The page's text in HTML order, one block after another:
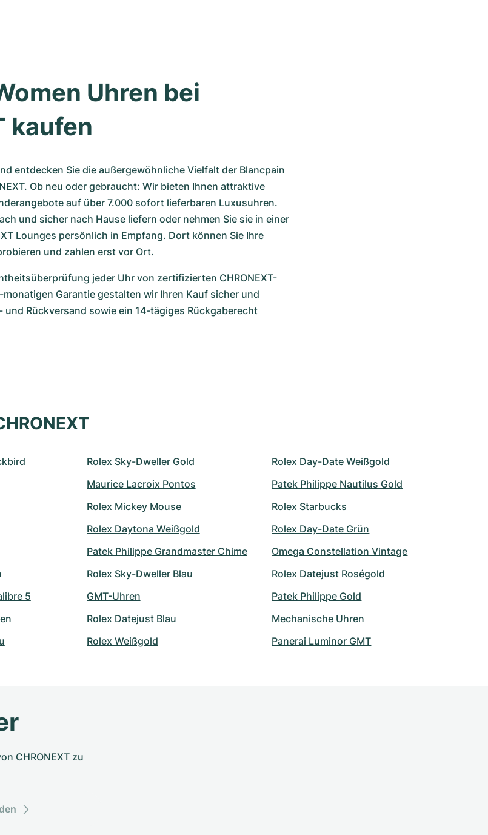
Uhren bei
kaufen
entdecken Sie die außergewöhnliche Vielfalt der Blancpain
Ob neu oder gebraucht: Wir bieten Ihnen attraktive
auf über 7.000 sofort lieferbaren Luxusuhren.
und sicher nach Hause liefern oder nehmen Sie sie in einer
Lounges persönlich in Empfang. Dort können Sie Ihre
und zahlen erst vor Ort.
jeder Uhr von zertifizierten CHRONEXT-
Garantie gestalten wir Ihren Kauf sicher und
Rückversand sowie ein 14-tägiges Rückgaberecht
5
Rolex Sky-Dweller Gold
Maurice Lacroix Pontos
Rolex Mickey Mouse
Rolex Daytona Weißgold
Patek Philippe Grandmaster Chime
Rolex Sky-Dweller Blau
GMT-Uhren
Rolex Datejust Blau
Rolex Weißgold
Rolex Day-Date Weißgold
Patek Philippe Nautilus Gold
Rolex Starbucks
Rolex Day-Date Grün
Omega Constellation Vintage
Rolex Datejust Roségold
Patek Philippe Gold
Mechanische Uhren
Panerai Luminor GMT
CHRONEXT zu